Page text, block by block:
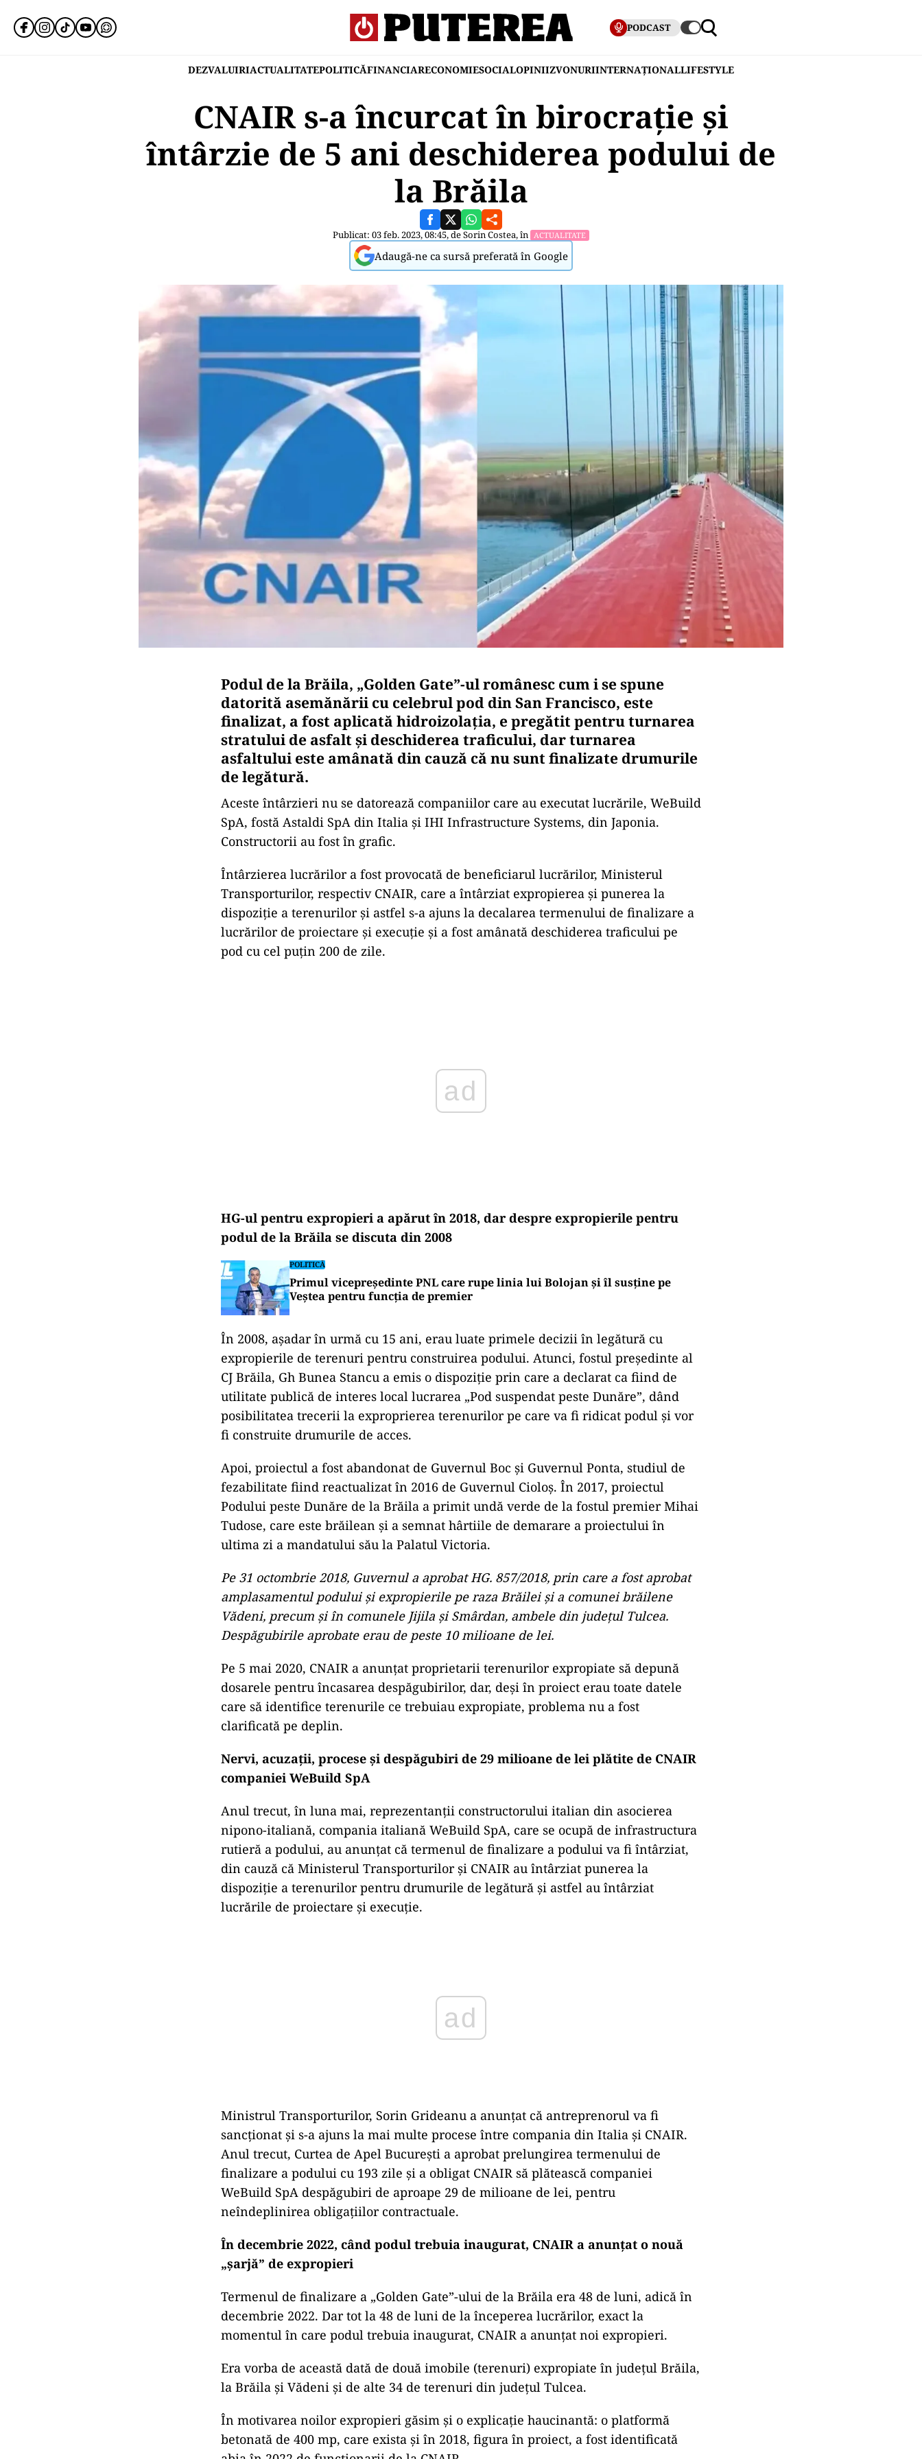
PODCAST
DEZVALUIRIACTUALITATEPOLITICĂFINANCIARECONOMIESOCIALOPINIIZVONURIINTERNAȚIONALLIFESTYLE
CNAIR s-a încurcat în birocrație și
întârzie de 5 ani deschiderea podului de
la Brăila
Publicat: 03 feb. 2023, 08:45, deSorin Costea, în ACTUALITATE
Adaugă-ne ca sursă preferată în Google
Podul de la Brăila, „Golden Gate”-ul românesc cum i se spune
datorită asemănării cu celebrul pod din San Francisco, este
finalizat, a fost aplicată hidroizolația, e pregătit pentru turnarea
stratului de asfalt și deschiderea traficului, dar turnarea
asfaltului este amânată din cauză că nu sunt finalizate drumurile
de legătură.
Aceste întârzieri nu se datorează companiilor care au executat lucrările, WeBuild
SpA, fostă Astaldi SpA din Italia și IHI Infrastructure Systems, din Japonia.
Constructorii au fost în grafic.
Întârzierea lucrărilor a fost provocată de beneficiarul lucrărilor, Ministerul
Transporturilor, respectiv CNAIR, care a întârziat expropierea și punerea la
dispoziție a terenurilor și astfel s-a ajuns la decalarea termenului de finalizare a
lucrărilor de proiectare și execuție și a fost amânată deschiderea traficului pe
pod cu cel puțin 200 de zile.
HG-ul pentru expropieri a apărut în 2018, dar despre expropierile pentru
podul de la Brăila se discuta din 2008
POLITICĂ
Primul vicepreședinte PNL care rupe linia lui Bolojan și îl susține pe
Veștea pentru funcția de premier
În 2008, așadar în urmă cu 15 ani, erau luate primele decizii în legătură cu
expropierile de terenuri pentru construirea podului. Atunci, fostul președinte al
CJ Brăila, Gh Bunea Stancu a emis o dispoziție prin care a declarat ca fiind de
utilitate publică de interes local lucrarea „Pod suspendat peste Dunăre”, dând
posibilitatea trecerii la exproprierea terenurilor pe care va fi ridicat podul și vor
fi construite drumurile de acces.
Apoi, proiectul a fost abandonat de Guvernul Boc și Guvernul Ponta, studiul de
fezabilitate fiind reactualizat în 2016 de Guvernul Cioloș. În 2017, proiectul
Podului peste Dunăre de la Brăila a primit undă verde de la fostul premier Mihai
Tudose, care este brăilean și a semnat hârtiile de demarare a proiectului în
ultima zi a mandatului său la Palatul Victoria.
Pe 31 octombrie 2018, Guvernul a aprobat HG. 857/2018, prin care a fost aprobat
amplasamentul podului și expropierile pe raza Brăilei și a comunei brăilene
Vădeni, precum şi în comunele Jijila şi Smârdan, ambele din judeţul Tulcea.
Despăgubirile aprobate erau de peste 10 milioane de lei.
Pe 5 mai 2020, CNAIR a anunțat proprietarii terenurilor expropiate să depună
dosarele pentru încasarea despăgubirilor, dar, deși în proiect erau toate datele
care să identifice terenurile ce trebuiau expropiate, problema nu a fost
clarificată pe deplin.
Nervi, acuzații, procese și despăgubiri de 29 milioane de lei plătite de CNAIR
companiei WeBuild SpA
Anul trecut, în luna mai, reprezentanții constructorului italian din asocierea
nipono-italiană, compania italiană WeBuild SpA, care se ocupă de infrastructura
rutieră a podului, au anunțat că termenul de finalizare a podului va fi întârziat,
din cauză că Ministerul Transporturilor și CNAIR au întârziat punerea la
dispoziție a terenurilor pentru drumurile de legătură și astfel au întârziat
lucrările de proiectare și execuție.
ad
Ministrul Transporturilor, Sorin Grideanu a anunțat că antreprenorul va fi
sancționat și s-a ajuns la mai multe procese între compania din Italia și CNAIR.
Anul trecut, Curtea de Apel București a aprobat prelungirea termenului de
finalizare a podului cu 193 zile și a obligat CNAIR să plătească companiei
WeBuild SpA despăgubiri de aproape 29 de milioane de lei, pentru
neîndeplinirea obligațiilor contractuale.
În decembrie 2022, când podul trebuia inaugurat, CNAIR a anunțat o nouă
„șarjă” de expropieri
Termenul de finalizare a „Golden Gate”-ului de la Brăila era 48 de luni, adică în
decembrie 2022. Dar tot la 48 de luni de la începerea lucrărilor, exact la
momentul în care podul trebuia inaugurat, CNAIR a anunțat noi expropieri.
Era vorba de această dată de două imobile (terenuri) expropiate în județul Brăila,
la Brăila și Vădeni și de alte 34 de terenuri din județul Tulcea.
În motivarea noilor expropieri găsim și o explicație haucinantă: o platformă
betonată de 400 mp, care exista și în 2018, figura în proiect, a fost identificată